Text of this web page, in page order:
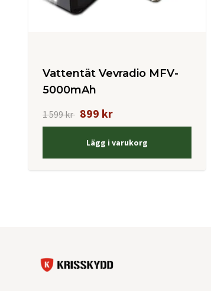
Vattentät Vevradio MFV-
5000mAh
1 599 kr 899 kr
Lägg i varukorg